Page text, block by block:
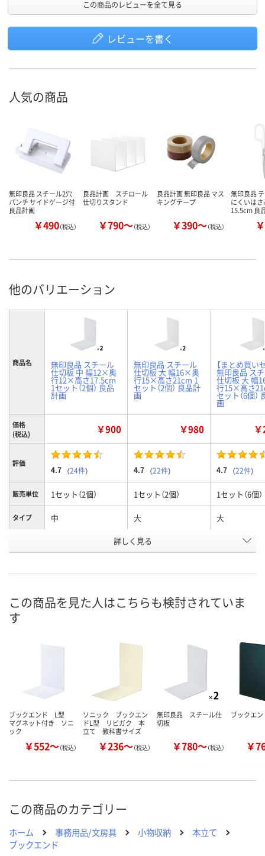
この商品のレビューを全て見る
レビューを書く
人気の商品
無印良品 スチール2穴
パンチ サイドゲージ付
良品計画
￥490（税込）
良品計画 スチロール
仕切りスタンド
￥790～（税込）
良品計画 無印良品 マス
キングテープ
￥390～（税込）
無印良品
にくいは
15.5cm 良
他のバリエーション
商品名 無印良品 スチール
仕切板 中 幅12×奥
行12×高さ17.5cm
1セット（2個） 良品
計画
無印良品 スチール
仕切板 大 幅16×奥
行15×高さ21cm 1
セット（2個） 良品計
画
【まとめ買い
無印良品 ス
仕切板 大 幅
行15×高さ
セット（6個）
画
価格
(税込)
￥900 ￥980
評価
4.7 （24件） 4.7 （22件） 4.7 （22件）
販売単位 1セット（2個） 1セット（2個） 1セット（6個）
タイプ 中 大 大
H883824
お届け日 8月11日（火）
ついてご連絡いたし
ついてご連絡
数量 数量
詳しく見る
この商品を見た人はこちらも検討されていま
す
ブックエンド L型
マグネット付き ソニ
ック
￥552～（税込）
ソニック ブックエン
ドL型 リビガク 本
立て 教科書サイズ
￥236～（税込）
無印良品 スチール仕
切板
￥780～（税込）
ブックエン
￥
この商品のカテゴリー
ホーム 事務用品/文房具 小物収納
本立て
ブックエンド